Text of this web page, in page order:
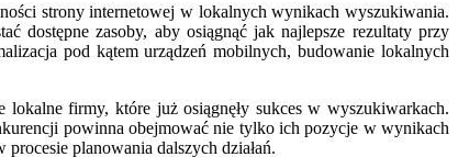
strony internetowej w lokalnych wynikach wyszukiwania.
dostępne zasoby, aby osiągnąć jak najlepsze rezultaty przy
pod kątem urządzeń mobilnych, budowanie lokalnych
firmy, które już osiągnęły sukces w wyszukiwarkach.
powinna obejmować nie tylko ich pozycje w wynikach
planowania dalszych działań.